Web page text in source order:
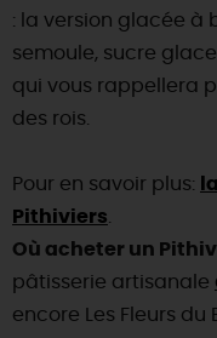
: la version glacée à
semoule, sucre
qui vous rappellera
des rois.
Pour en savoir plus:
Pithiviers
Où acheter un
pâtisserie artisanale
encore Les Fleurs